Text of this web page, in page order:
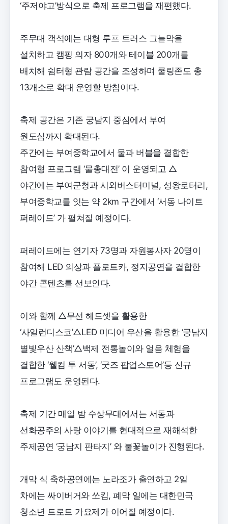
‘주저야고’방식으로 축제 프로그램을 재편했다.
주무대 객석에는 대형 루프 트러스 그늘막을
설치하고 캠핑 의자 800개와 테이블 200개를
배치해 쉼터형 관람 공간을 조성하며 쿨링존도 총
13개소로 확대 운영할 방침이다.
축제 공간은 기존 궁남지 중심에서 부여
원도심까지 확대된다.
주간에는 부여중학교에서 물과 버블을 결합한
참여형 프로그램 ‘물총대전’ 이 운영되고 △
야간에는 부여군청과 시외버스터미널, 성왕로터리,
부여중학교를 잇는 약 2km 구간에서 ‘서동 나이트
퍼레이드’ 가 펼쳐질 예정이다.
퍼레이드에는 연기자 73명과 자원봉사자 20명이
참여해 LED 의상과 플로트카, 정지공연을 결합한
야간 콘텐츠를 선보인다.
이와 함께 △무선 헤드셋을 활용한
‘사일런디스코’△LED 미디어 우산을 활용한 ‘궁남지
별빛우산 산책’△백제 전통놀이와 얼음 체험을
결합한 ‘웰컴 투 서동’, ‘굿즈 팝업스토어’등 신규
프로그램도 운영된다.
축제 기간 매일 밤 수상무대에서는 서동과
선화공주의 사랑 이야기를 현대적으로 재해석한
주제공연 ‘궁남지 판타지’ 와 불꽃놀이가 진행된다.
개막 식 축하공연에는 노라조가 출연하고 2일
차에는 싸이버거와 쏘킴, 폐막 일에는 대한민국
청소년 트로트 가요제가 이어질 예정이다.